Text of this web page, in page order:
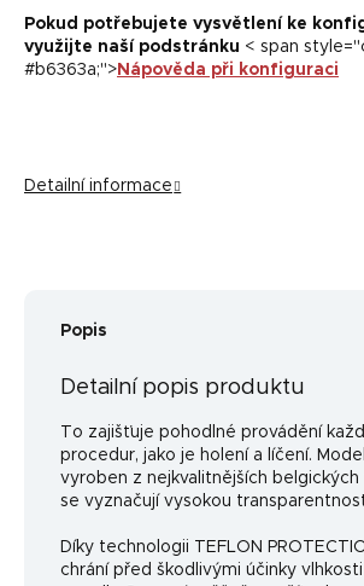
Pokud potřebujete vysvětlení ke
využijte naší podstránku < span
#b6363a;"> Nápověda při konfiguraci
Detailní informace
Popis
Detailní popis produktu
To zajišťuje pohodlné provádění
procedur, jako je holení a líčení.
vyroben z nejkvalitnějších belgických
se vyznačují vysokou
Díky technologii TEFLON
chrání před škodlivými účinky